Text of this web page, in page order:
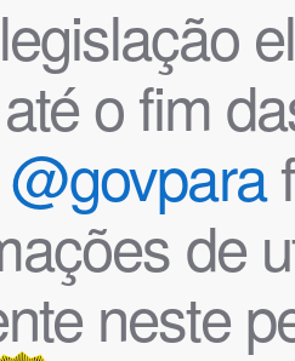
o fim
@govpara
de
neste